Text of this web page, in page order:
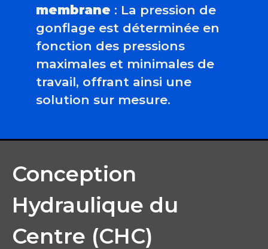
membrane : La pression de
gonflage est déterminée en
fonction des pressions
maximales et minimales de
travail, offrant ainsi une
solution sur mesure.
Conception
Hydraulique du
Centre (CHC)